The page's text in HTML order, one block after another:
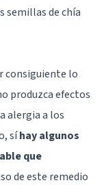
semillas de chía
consiguiente lo
produzca efectos
alergia a los
síhay algunos
que
de este remedio